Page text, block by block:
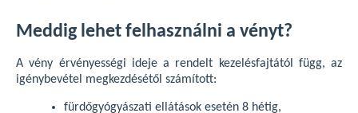
Meddig lehet felhasználni a vényt?
A vény érvényességi ideje a rendelt kezelésfajtától függ, az
igénybevétel megkezdésétől számított:
fürdőgyógyászati ellátások esetén 8 hétig,